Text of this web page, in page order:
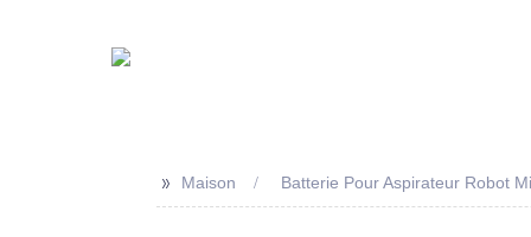
>> Maison Batterie Pour Aspirateur Robot Mi